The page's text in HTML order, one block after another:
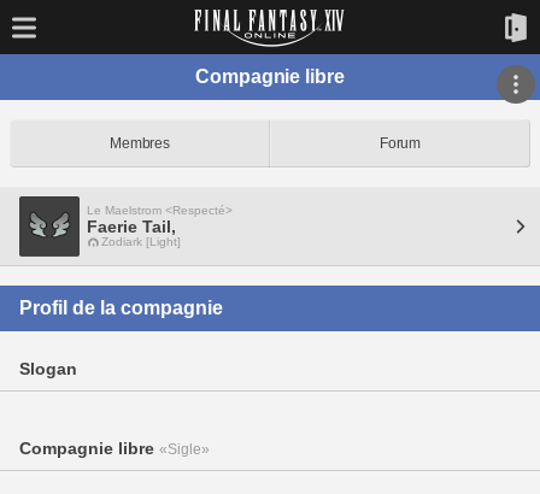
Compagnie libre
Membres Forum
Le Maelstrom <Respecté>
Faerie Tail,
Zodiark [Light]
Profil de la compagnie
Slogan
Compagnie libre «Sigle»